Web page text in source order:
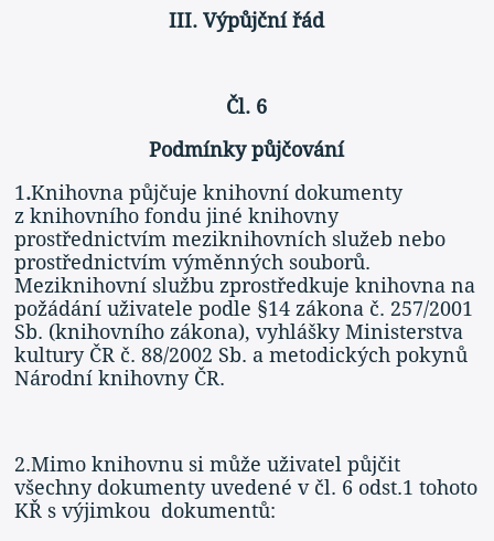
III. Výpůjční řád
Čl. 6
Podmínky půjčování
1.Knihovna půjčuje knihovní dokumenty
z knihovního fondu jiné knihovny
prostřednictvím meziknihovních služeb nebo
prostřednictvím výměnných souborů.
Meziknihovní službu zprostředkuje knihovna na
požádání uživatele podle §14 zákona č. 257/2001
Sb. (knihovního zákona), vyhlášky Ministerstva
kultury ČR č. 88/2002 Sb. a metodických pokynů
Národní knihovny ČR.
2.Mimo knihovnu si může uživatel půjčit
všechny dokumenty uvedené v čl. 6 odst.1 tohoto
KŘ s výjimkou dokumentů: